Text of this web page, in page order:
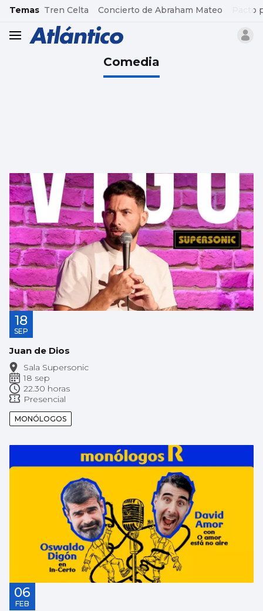
common.go-to-content
Temas Tren Celta Concierto de Abraham Mateo Pacto
header.menu.open
Comedia
18
SEP
Juan de Dios
Sala Supersonic
18 sep
22.30 horas
Presencial
MONÓLOGOS
06
FEB